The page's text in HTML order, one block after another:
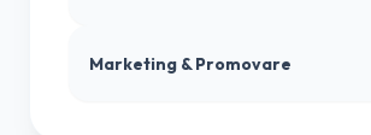
Marketing & Promovare